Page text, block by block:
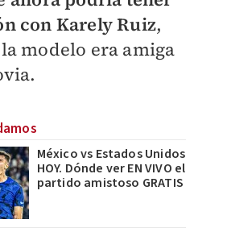
con Karely Ruiz,
modelo era amiga
México vs Estados Unidos
HOY. Dónde ver EN VIVO el
partido amistoso GRATIS